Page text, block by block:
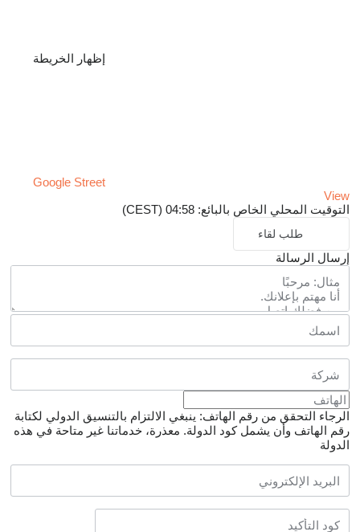
إظهار الخريطة
Google Street
View
التوقيت المحلي الخاص بالبائع: 04:58 (CEST)
طلب لقاء
إرسال الرسالة
الرجاء التحقق من رقم الهاتف: ينبغي الالتزام بالتنسيق الدولي لكتابة
رقم الهاتف وأن يشمل كود الدولة. معذرة، خدماتنا غير متاحة في هذه
الدولة